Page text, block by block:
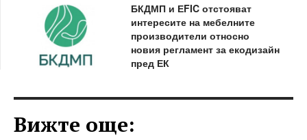
БКДМП и ЕFIC отстояват
интересите на мебелните
производители относно
новия регламент за екодизайн
пред ЕК
Вижте още: